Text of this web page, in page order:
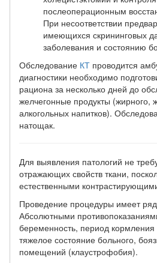
послеоперационным
При несоответствии
имеющихся скрининговых
заболевания и состоянию
Обследование КТ проводится
диагностики необходимо
рациона за несколько дней до
желчегонные продукты (жирного,
алкогольных напитков).
натощак.
Для выявления патологий не
отражающих свойств ткани,
естественными
Проведение процедуры имеет
Абсолютными
беременность, период
тяжелое состояние больного,
помещений (клаустрофобия).